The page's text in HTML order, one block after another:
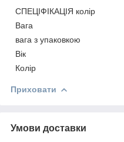
СПЕЦІФІКАЦІЯ колір
Вага
вага з упаковкою
Вік
Колір
Приховати
Умови доставки